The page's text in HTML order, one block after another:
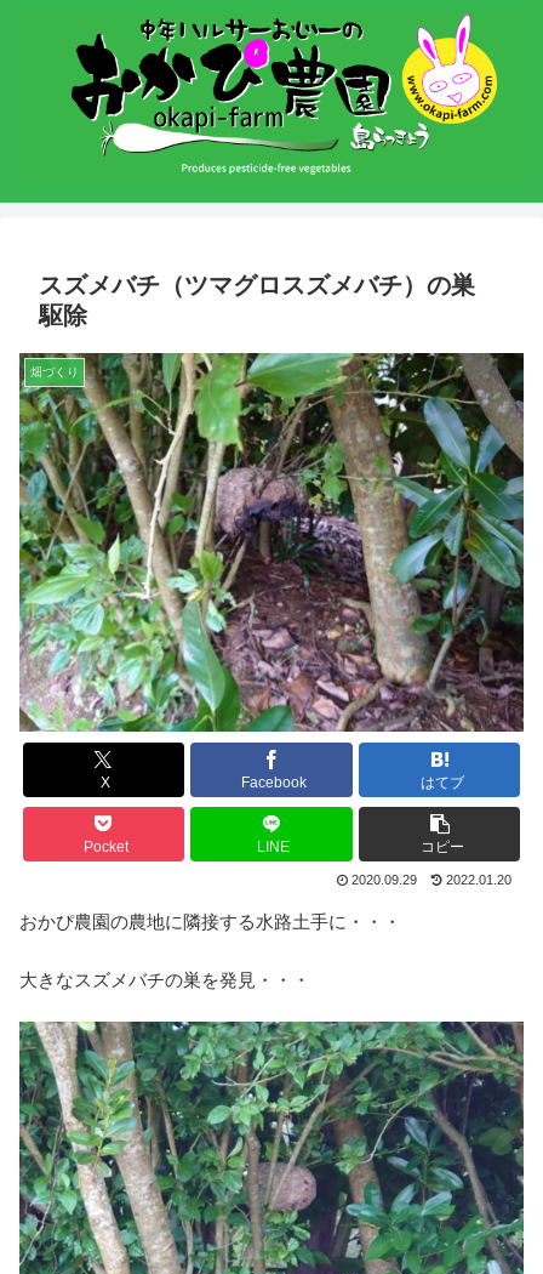
スズメバチ（ツマグロスズメバチ）の巣
駆除
畑づくり
X Facebook はてブ
Pocket LINE コピー
2020.09.29 2022.01.20
おかぴ農園の農地に隣接する水路土手に・・・
大きなスズメバチの巣を発見・・・